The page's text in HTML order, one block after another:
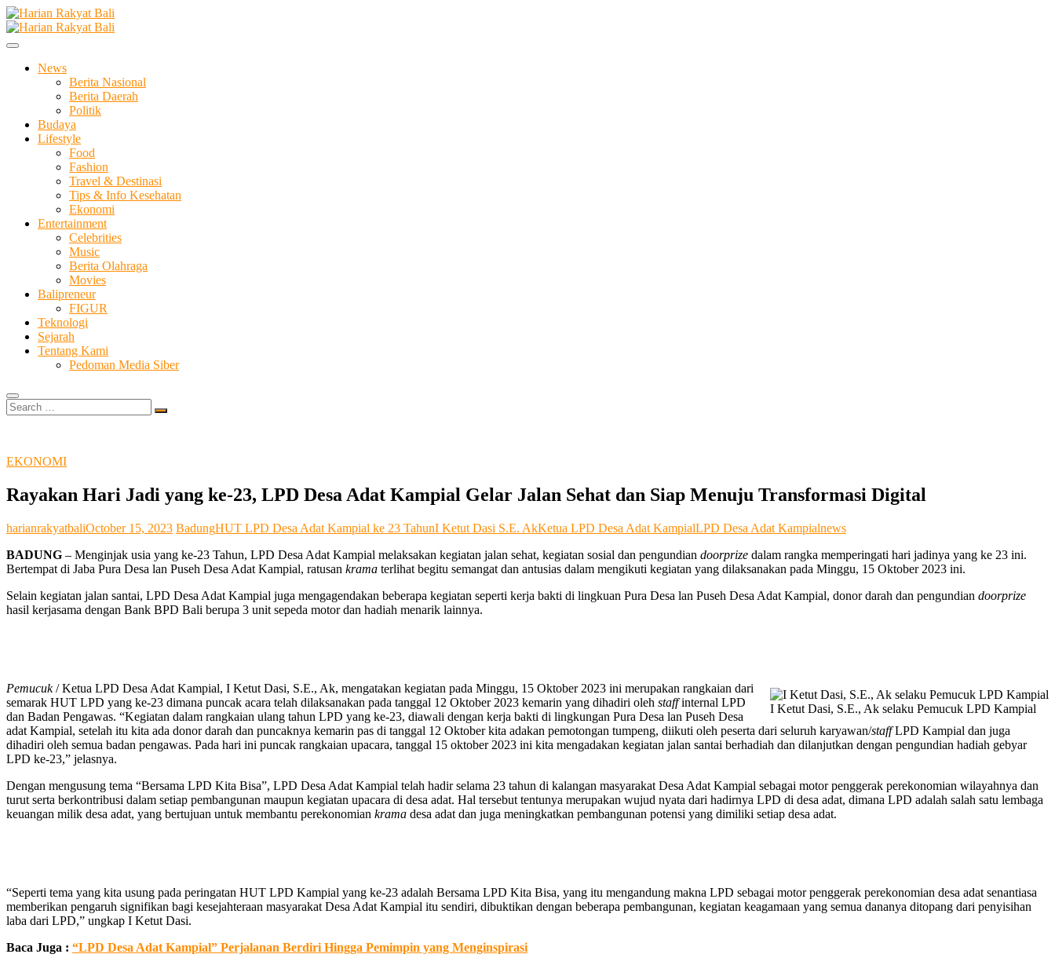
Skip
to
content
Harian Rakyat Bali
Membangun Semangat Kehidupan dan Berbangsa
News
Berita Nasional
Berita Daerah
Politik
Budaya
Lifestyle
Food
Fashion
Travel & Destinasi
Tips & Info Kesehatan
Ekonomi
Entertainment
Celebrities
Music
Berita Olahraga
Movies
Balipreneur
FIGUR
Teknologi
Sejarah
Tentang Kami
Pedoman Media Siber
Search
…
EKONOMI
Rayakan Hari Jadi yang ke-23, LPD Desa Adat Kampial Gelar Jalan Sehat dan Siap Menuju Transformasi Digital
harianrakyatbaliOctober 15, 2023 BadungHUT LPD Desa Adat Kampial ke 23 TahunI Ketut Dasi S.E. AkKetua LPD Desa Adat KampialLPD Desa Adat Kampialnews
BADUNG – Menginjak usia yang ke-23 Tahun, LPD Desa Adat Kampial melaksakan kegiatan jalan sehat, kegiatan sosial dan pengundian doorprize dalam rangka memperingati hari jadinya yang ke 23 ini.
Bertempat di Jaba Pura Desa lan Puseh Desa Adat Kampial, ratusan krama terlihat begitu semangat dan antusias dalam mengikuti kegiatan yang dilaksanakan pada Minggu, 15 Oktober 2023 ini.
Selain kegiatan jalan santai, LPD Desa Adat Kampial juga mengagendakan beberapa kegiatan seperti kerja bakti di lingkuan Pura Desa lan Puseh Desa Adat Kampial, donor darah dan pengundian doorprize
hasil kerjasama dengan Bank BPD Bali berupa 3 unit sepeda motor dan hadiah menarik lainnya.
I Ketut Dasi, S.E., Ak selaku Pemucuk LPD Kampial
Pemucuk/ Ketua LPD Desa Adat Kampial, I Ketut Dasi, S.E., Ak, mengatakan kegiatan pada Minggu, 15 Oktober 2023 ini merupakan rangkaian dari
semarak HUT LPD yang ke-23 dimana puncak acara telah dilaksanakan pada tanggal 12 Oktober 2023 kemarin yang dihadiri oleh staffinternal LPD
dan Badan Pengawas. “Kegiatan dalam rangkaian ulang tahun LPD yang ke-23, diawali dengan kerja bakti di lingkungan Pura Desa lan Puseh Desa
adat Kampial, setelah itu kita ada donor darah dan puncaknya kemarin pas di tanggal 12 Oktober kita adakan pemotongan tumpeng, diikuti oleh peserta dari seluruh karyawan/staffLPD Kampial dan juga
dihadiri oleh semua badan pengawas. Pada hari ini puncak rangkaian upacara, tanggal 15 oktober 2023 ini kita mengadakan kegiatan jalan santai berhadiah dan dilanjutkan dengan pengundian hadiah gebyar
LPD ke-23,” jelasnya.
Dengan mengusung tema “Bersama LPD Kita Bisa”, LPD Desa Adat Kampial telah hadir selama 23 tahun di kalangan masyarakat Desa Adat Kampial sebagai motor penggerak perekonomian wilayahnya dan
turut serta berkontribusi dalam setiap pembangunan maupun kegiatan upacara di desa adat. Hal tersebut tentunya merupakan wujud nyata dari hadirnya LPD di desa adat, dimana LPD adalah salah satu lembaga
keuangan milik desa adat, yang bertujuan untuk membantu perekonomian krama desa adat dan juga meningkatkan pembangunan potensi yang dimiliki setiap desa adat.
“Seperti tema yang kita usung pada peringatan HUT LPD Kampial yang ke-23 adalah Bersama LPD Kita Bisa, yang itu mengandung makna LPD sebagai motor penggerak perekonomian desa adat senantiasa
memberikan pengaruh signifikan bagi kesejahteraan masyarakat Desa Adat Kampial itu sendiri, dibuktikan dengan beberapa pembangunan, kegiatan keagamaan yang semua dananya ditopang dari penyisihan
laba dari LPD,” ungkap I Ketut Dasi.
Baca Juga : “LPD Desa Adat Kampial” Perjalanan Berdiri Hingga Pemimpin yang Menginspirasi